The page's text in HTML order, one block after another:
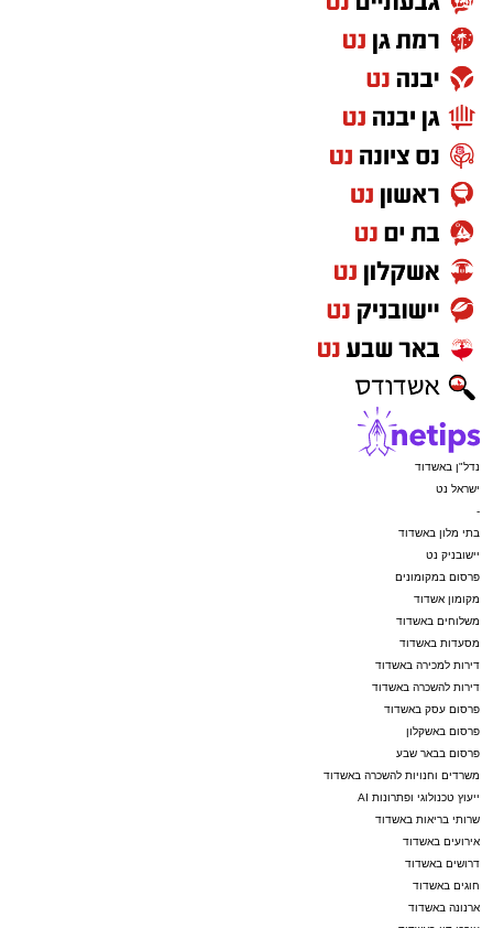
נדל"ן באשדוד
ישראל נט
-
בתי מלון באשדוד
יישובניק נט
פרסום במקומונים
מקומון אשדוד
משלוחים באשדוד
מסעדות באשדוד
דירות למכירה באשדוד
דירות להשכרה באשדוד
פרסום עסק באשדוד
פרסום באשקלון
פרסום בבאר שבע
משרדים וחנויות להשכרה באשדוד
ייעוץ טכנולוגי ופתרונות AI
שרותי בריאות באשדוד
אירועים באשדוד
דרושים באשדוד
חוגים באשדוד
ארנונה באשדוד